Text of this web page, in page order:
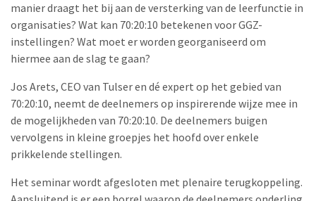
manier draagt het bij aan de versterking van de leerfunctie in
organisaties? Wat kan 70:20:10 betekenen voor GGZ-
instellingen? Wat moet er worden georganiseerd om
hiermee aan de slag te gaan?
Jos Arets, CEO van Tulser en dé expert op het gebied van
70:20:10, neemt de deelnemers op inspirerende wijze mee in
de mogelijkheden van 70:20:10. De deelnemers buigen
vervolgens in kleine groepjes het hoofd over enkele
prikkelende stellingen.
Het seminar wordt afgesloten met plenaire terugkoppeling.